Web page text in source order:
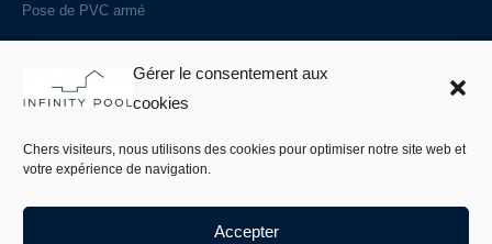
Gérer le consentement aux
cookies
Chers visiteurs, nous utilisons des cookies pour optimiser notre site web et
votre expérience de navigation.
Accepter
Pose de PVC armé
Les styles de piscines
Les systèmes de filtration